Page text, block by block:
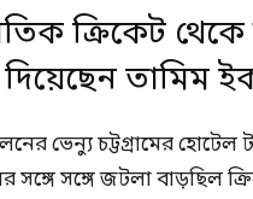
ক্রিকেট
তামিম
ভেন্যু চট্টগ্রামের হোটেল
সঙ্গে সঙ্গে জটলা বাড়ছিল